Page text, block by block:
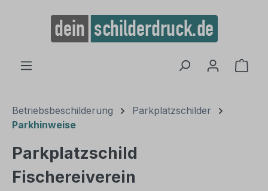
springen
Betriebsbeschilderung
Parkplatzschilder
Parkhinweise
Parkplatzschild
Fischereiverein